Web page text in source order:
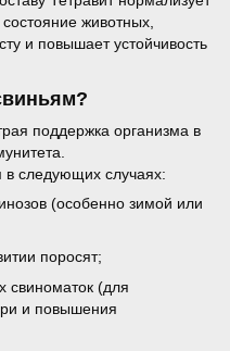
животных,
и повышает устойчивость
поддержка организма в
в следующих случаях:
(особенно зимой или
поросят;
свиноматок (для
и повышения